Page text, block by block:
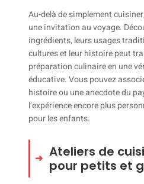
Au-delà de simplement
une invitation au voyage.
ingrédients, leurs usages
cultures et leur histoire peut
préparation culinaire en une
éducative. Vous pouvez
histoire ou une anecdote du
l’expérience encore plus
pour les enfants.
Ateliers de
pour petits et